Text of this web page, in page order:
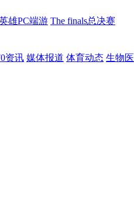
雄PC端游 The finals总决赛
资讯 媒体报道 体育动态 生物